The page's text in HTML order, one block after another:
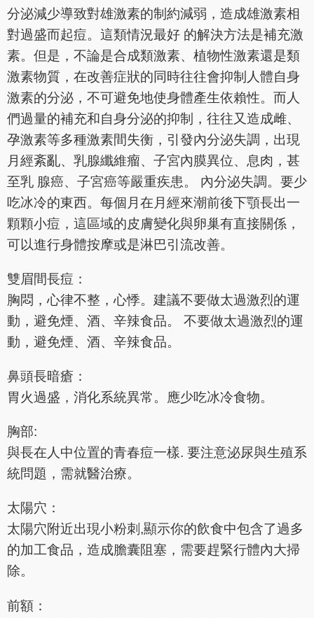
分泌減少導致對雄激素的制約減弱，造成雄激素相
對過盛而起痘。這類情況最好 的解決方法是補充激
素。但是，不論是合成類激素、植物性激素還是類
激素物質，在改善症狀的同時往往會抑制人體自身
激素的分泌，不可避免地使身體產生依賴性。而人
們過量的補充和自身分泌的抑制，往往又造成雌、
孕激素等多種激素間失衡，引發內分泌失調，出現
月經紊亂、乳腺纖維瘤、子宮內膜異位、息肉，甚
至乳 腺癌、子宮癌等嚴重疾患。 內分泌失調。要少
吃冰冷的東西。每個月在月經來潮前後下顎長出一
顆顆小痘，這區域的皮膚變化與卵巢有直接關係，
可以進行身體按摩或是淋巴引流改善。
雙眉間長痘：
胸悶，心律不整，心悸。建議不要做太過激烈的運
動，避免煙、酒、辛辣食品。 不要做太過激烈的運
動，避免煙、酒、辛辣食品。
鼻頭長暗瘡：
胃火過盛，消化系統異常。應少吃冰冷食物。
胸部:
與長在人中位置的青春痘一樣. 要注意泌尿與生殖系
統問題，需就醫治療。
太陽穴：
太陽穴附近出現小粉刺,顯示你的飲食中包含了過多
的加工食品，造成膽囊阻塞，需要趕緊行體內大掃
除。
前額：